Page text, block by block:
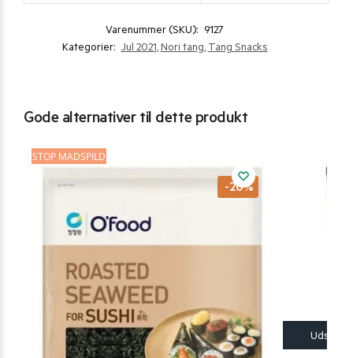
Varenummer (SKU): 9127
Kategorier: Jul 2021,Nori tang,Tang Snacks
Gode alternativer til dette produkt
-20%
STOP MADSPILD